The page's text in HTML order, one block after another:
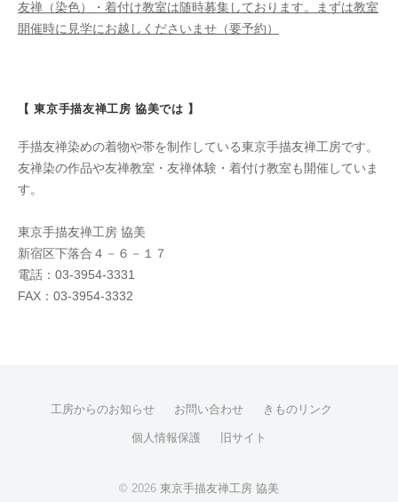
友禅（染色）・着付け教室は随時募集しております。まずは教室
開催時に見学にお越しくださいませ（要予約）
【 東京手描友禅工房 協美では 】
手描友禅染めの着物や帯を制作している東京手描友禅工房です。
友禅染の作品や友禅教室・友禅体験・着付け教室も開催していま
す。
東京手描友禅工房 協美
新宿区下落合４－６－１７
電話：03-3954-3331
FAX：03-3954-3332
工房からのお知らせ お問い合わせ きものリンク
個人情報保護 旧サイト
© 2026 東京手描友禅工房 協美